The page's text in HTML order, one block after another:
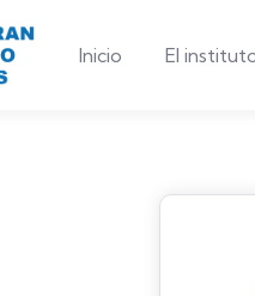
Inicio El